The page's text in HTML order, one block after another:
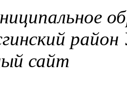
район
сайт